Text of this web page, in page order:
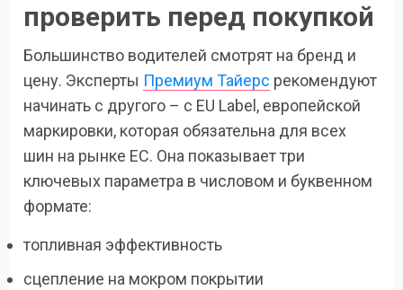
проверить перед покупкой
Большинство водителей смотрят на бренд и
цену. Эксперты Премиум Тайерс рекомендуют
начинать с другого – с EU Label, европейской
маркировки, которая обязательна для всех
шин на рынке ЕС. Она показывает три
ключевых параметра в числовом и буквенном
формате:
топливная эффективность
сцепление на мокром покрытии